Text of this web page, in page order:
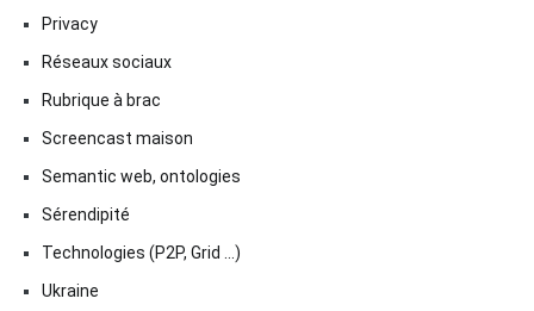
Privacy
Réseaux sociaux
Rubrique à brac
Screencast maison
Semantic web, ontologies
Sérendipité
Technologies (P2P, Grid …)
Ukraine